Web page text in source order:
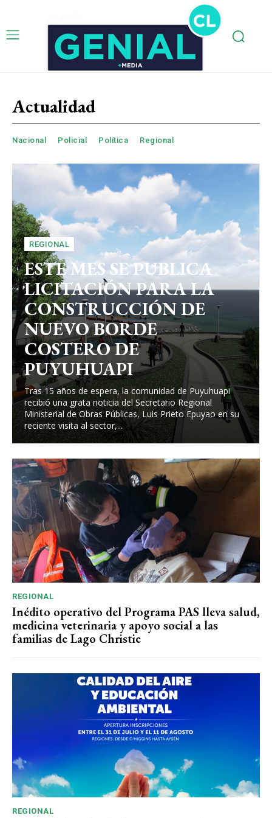
Actualidad
Nacional Policial Política Regional
REGIONAL
ESTE MES SE PUBLICA
LICITACIÓN PARA LA
CONSTRUCCIÓN DE
NUEVO BORDE
COSTERO DE
PUYUHUAPI
Tras 15 años de espera, la comunidad de Puyuhuapi
recibió una grata noticia del Secretario Regional
Ministerial de Obras Públicas, Luis Prieto Epuyao en su
reciente visita al sector,...
REGIONAL
Inédito operativo del Programa PAS lleva salud,
medicina veterinaria y apoyo social a las
familias de Lago Christie
REGIONAL